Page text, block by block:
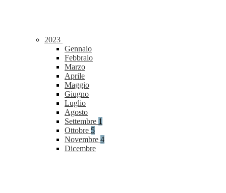
2023
Gennaio
Febbraio
Marzo
Aprile
Maggio
Giugno
Luglio
Agosto
Settembre 1
Ottobre 5
Novembre 4
Dicembre